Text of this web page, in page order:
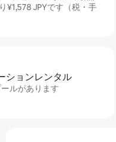
¥1,578 JPYです（税・手
シ⁠ョ⁠ンレ⁠ン⁠タ⁠ル
ルがあります